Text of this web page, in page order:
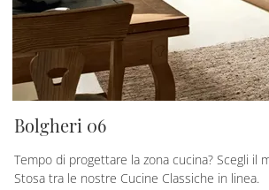
Bolgheri 06
Tempo di progettare la zona cucina? Scegli il
Stosa tra le nostre Cucine Classiche in linea.